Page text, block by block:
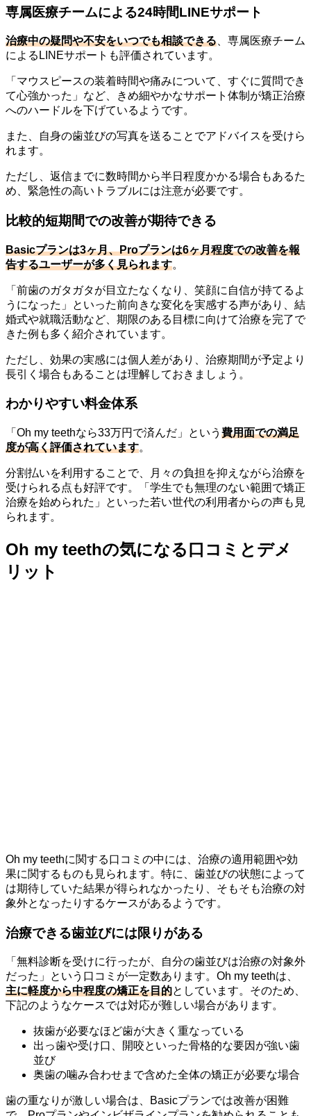
専属医療チームによる24時間LINEサポート
治療中の疑問や不安をいつでも相談できる 、専属医療チーム
によるLINEサポートも評価されています。
「マウスピースの装着時間や痛みについて、すぐに質問でき
て心強かった」など、きめ細やかなサポート体制が矯正治療
へのハードルを下げているようです。
また、自身の歯並びの写真を送ることでアドバイスを受けら
れます。
ただし、返信までに数時間から半日程度かかる場合もあるた
め、緊急性の高いトラブルには注意が必要です。
比較的短期間での改善が期待できる
Basicプランは3ヶ月、Proプランは6ヶ月程度での改善を報
告するユーザーが多く見られます。
「前歯のガタガタが目立たなくなり、笑顔に自信が持てるよ
うになった」といった前向きな変化を実感する声があり、結
婚式や就職活動など、期限のある目標に向けて治療を完了で
きた例も多く紹介されています。
ただし、効果の実感には個人差があり、治療期間が予定より
長引く場合もあることは理解しておきましょう。
わかりやすい料金体系
「Oh my teethなら33万円で済んだ」という 費用面での満足
度が高く評価されています。
分割払いを利用することで、月々の負担を抑えながら治療を
受けられる点も好評です。「学生でも無理のない範囲で矯正
治療を始められた」といった若い世代の利用者からの声も見
られます。
Oh my teethの気になる口コミとデメ
リット
Oh my teethに関する口コミの中には、治療の適用範囲や効
果に関するものも見られます。特に、歯並びの状態によって
は期待していた結果が得られなかったり、そもそも治療の対
象外となったりするケースがあるようです。
治療できる歯並びには限りがある
「無料診断を受けに行ったが、自分の歯並びは治療の対象外
だった」という口コミが一定数あります。Oh my teethは、
主に軽度から中程度の矯正を目的としています。そのため、
下記のようなケースでは対応が難しい場合があります。
抜歯が必要なほど歯が大きく重なっている
出っ歯や受け口、開咬といった骨格的な要因が強い歯
並び
奥歯の噛み合わせまで含めた全体の矯正が必要な場合
歯の重なりが激しい場合は、Basicプランでは改善が困難